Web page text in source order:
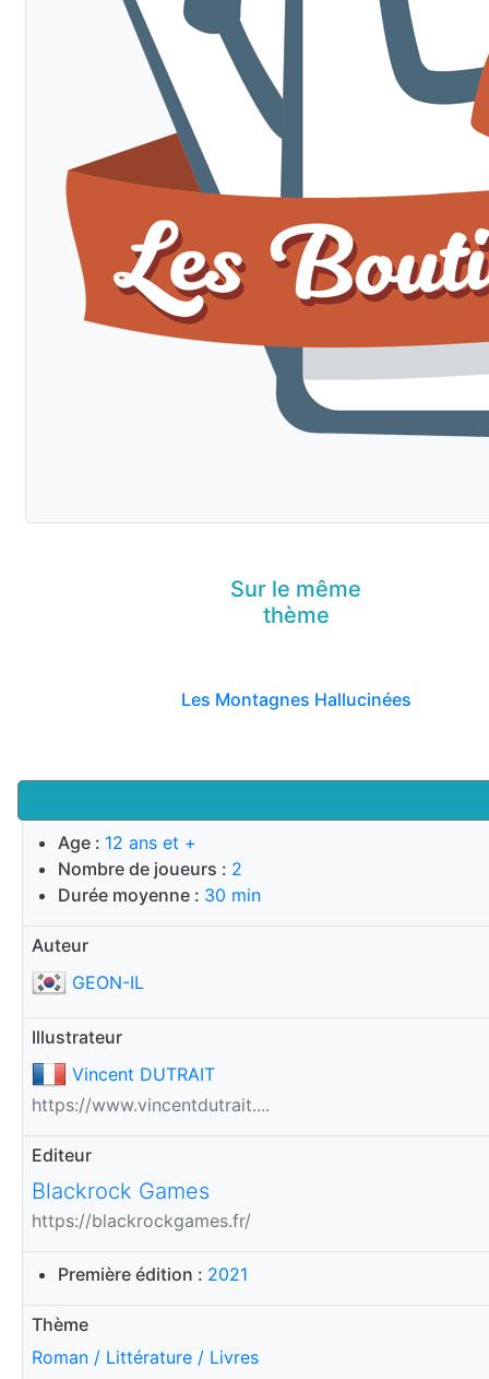
Age : 12 ans et +
Nombre de joueurs : 2
Durée moyenne : 30 min
Auteur
GEON-IL
Illustrateur
Vincent DUTRAIT
https://www.vincentdutrait....
Editeur
Blackrock Games
https://blackrockgames.fr/
Première édition : 2021
Thème
Roman / Littérature / Livres
Sur le même
thème
Les Montagnes Hallucinées